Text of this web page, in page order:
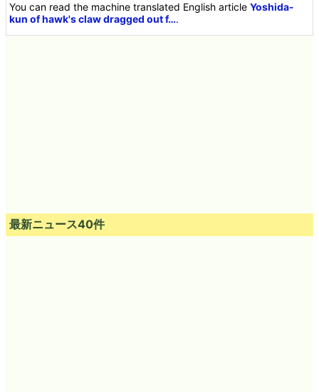
You can read the machine translated English articleYoshida-
kun of hawk's claw dragged out f….
最新ニュース40件